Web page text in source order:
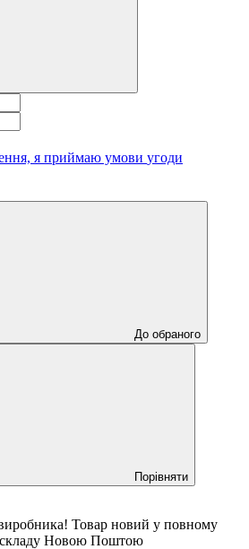
я приймаю умови угоди
До обраного
Порівняти
виробника! Товар новий у повному
складу Новою Поштою